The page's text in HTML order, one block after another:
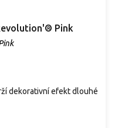
Pink
dekorativní efekt dlouhé